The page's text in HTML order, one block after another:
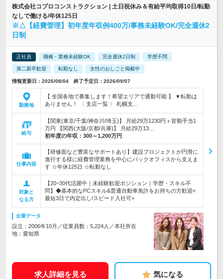
株式会社コプロコンストラクション | 土日祝休み＆有給平均取得10日/転勤
なしで働ける/年休125日
※△【経費管理】初年度年収例400万/事務未経験OK/完全週休2
日制
正社員 職種・業種未経験OK 完全週休2日制 学歴不問
第二新卒歓迎 転勤なし 女性のおしごと掲載中
情報更新日：2026/08/04 終了予定日：2026/09/07
勤務地
【 全国各地で募集します！希望エリアで通勤可能 】 ▼転勤は
ありません！ 〈 支店一覧 〉 札幌支…
給与
【関東(東京/千葉/神奈川/埼玉)】 月給29万1230円＋皆勤手当1
万円 【関西(大阪/京都/兵庫)】 月給29万13…
初年度の年収： 300～1,200万円
仕事内容
【研修面など豊富なサポートあり】建設プロジェクトが円滑に
進行する様に経費管理業務を中心にバックオフィスから支えま
す ☆年休125日 ☆転勤なし
対象と
なる方
【20~30代活躍中｜未経験歓迎ポジション｜学歴・スキル不
問】◆基本的なPCスキル&普通自動車免許をお持ちの方歓迎<
最短3日で内定出し/スピード入社可>
企業データ
設立：2006年10月／従業員数：5,224人／本社所在
地：愛知県
求人詳細を見る 気になる